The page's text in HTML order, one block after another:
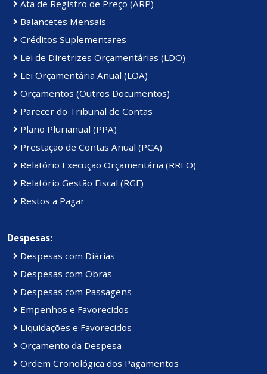
Ata de Registro de Preço (ARP)
Balancetes Mensais
Créditos Suplementares
Lei de Diretrizes Orçamentárias (LDO)
Lei Orçamentária Anual (LOA)
Orçamentos (Outros Documentos)
Parecer do Tribunal de Contas
Plano Plurianual (PPA)
Prestação de Contas Anual (PCA)
Relatório Execução Orçamentária (RREO)
Relatório Gestão Fiscal (RGF)
Restos a Pagar
Despesas:
Despesas com Diárias
Despesas com Obras
Despesas com Passagens
Empenhos e Favorecidos
Liquidações e Favorecidos
Orçamento da Despesa
Ordem Cronológica dos Pagamentos